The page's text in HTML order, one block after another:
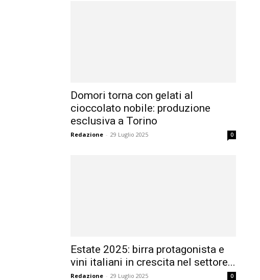
Domori torna con gelati al
cioccolato nobile: produzione
esclusiva a Torino
Redazione - 29 Luglio 2025 0
Estate 2025: birra protagonista e
vini italiani in crescita nel settore...
Redazione - 29 Luglio 2025 0